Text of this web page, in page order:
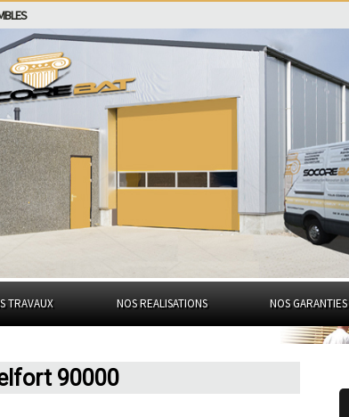
TRAVAUX NOS REALISATIONS NOS GARANTIES
90000